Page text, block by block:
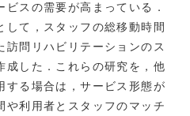
スの需要が高まっている．
して，スタッフの総移動時間
訪問リハビリテーションのス
成した．これらの研究を，他
する場合は，サービス形態が
や利用者とスタッフのマッチ